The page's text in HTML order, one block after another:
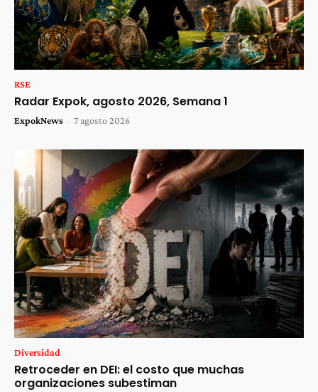
RSE
Radar Expok, agosto 2026, Semana 1
ExpokNews - 7 agosto 2026
Diversidad
Retroceder en DEI: el costo que muchas
organizaciones subestiman